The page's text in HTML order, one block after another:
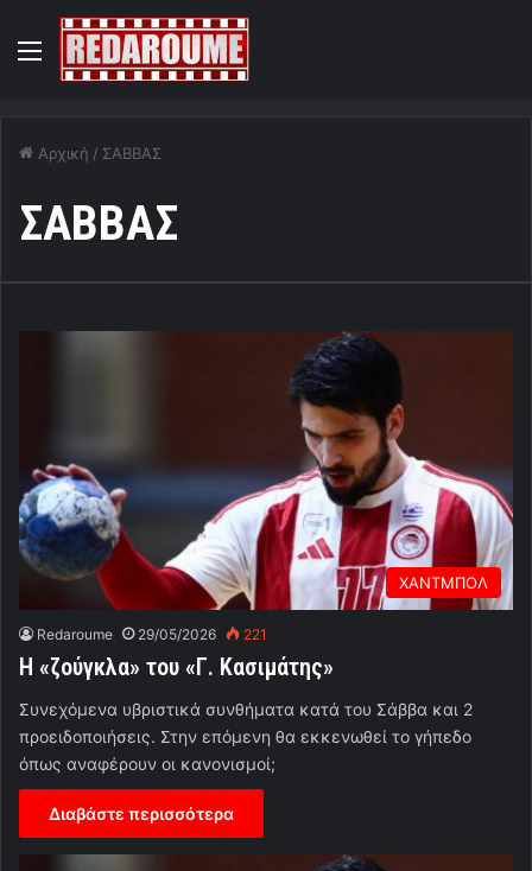
Menu
Αρχική / ΣΑΒΒΑΣ
ΣΑΒΒΑΣ
ΧΑΝΤΜΠΟΛ
Redaroume 29/05/2026 221
Η «ζούγκλα» του «Γ. Κασιμάτης»
Συνεχόμενα υβριστικά συνθήματα κατά του Σάββα και 2
προειδοποιήσεις. Στην επόμενη θα εκκενωθεί το γήπεδο
όπως αναφέρουν οι κανονισμοί;
Διαβάστε περισσότερα